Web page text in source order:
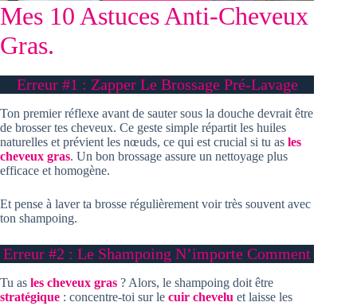
Mes 10 Astuces Anti-Cheveux
Gras.
Erreur #1 : Zapper Le Brossage Pré-Lavage
Ton premier réflexe avant de sauter sous la douche devrait être
de brosser tes cheveux. Ce geste simple répartit les huiles
naturelles et prévient les nœuds, ce qui est crucial si tu as les
cheveux gras. Un bon brossage assure un nettoyage plus
efficace et homogène.
Et pense à laver ta brosse régulièrement voir très souvent avec
ton shampoing.
Erreur #2 : Le Shampoing N’importe Comment
Tu as les cheveux gras ? Alors, le shampoing doit être
stratégique : concentre-toi sur le cuir chevelu et laisse les